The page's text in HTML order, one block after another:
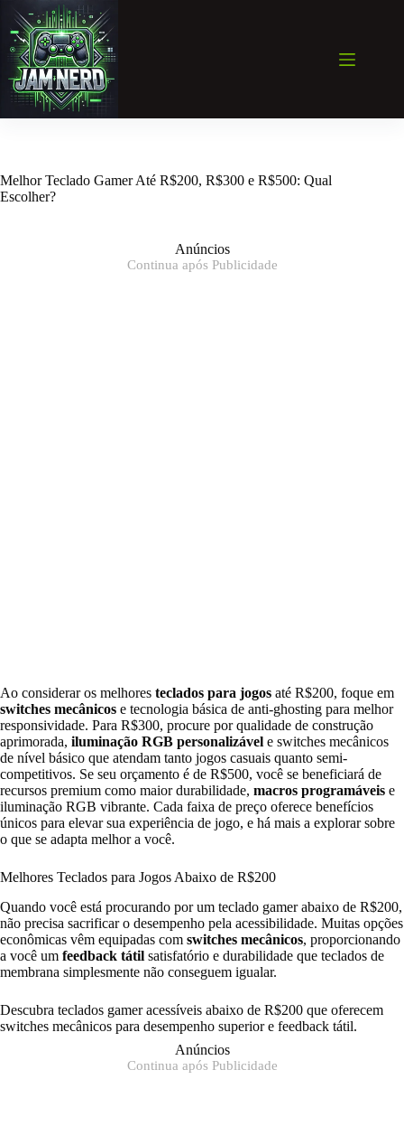
para
conteúdo
Melhor Teclado Gamer Até R$200, R$300 e R$500: Qual
Escolher?
Anúncios
Continua após Publicidade
Ao considerar os melhores teclados para jogos até R$200, foque em
switches mecânicos e tecnologia básica de anti-ghosting para melhor
responsividade. Para R$300, procure por qualidade de construção
aprimorada, iluminação RGB personalizável e switches mecânicos
de nível básico que atendam tanto jogos casuais quanto semi-
competitivos. Se seu orçamento é de R$500, você se beneficiará de
recursos premium como maior durabilidade, macros programáveis e
iluminação RGB vibrante. Cada faixa de preço oferece benefícios
únicos para elevar sua experiência de jogo, e há mais a explorar sobre
o que se adapta melhor a você.
Melhores Teclados para Jogos Abaixo de R$200
Quando você está procurando por um teclado gamer abaixo de R$200,
não precisa sacrificar o desempenho pela acessibilidade. Muitas opções
econômicas vêm equipadas com switches mecânicos, proporcionando
a você um feedback tátil satisfatório e durabilidade que teclados de
membrana simplesmente não conseguem igualar.
Descubra teclados gamer acessíveis abaixo de R$200 que oferecem
switches mecânicos para desempenho superior e feedback tátil.
Anúncios
Continua após Publicidade